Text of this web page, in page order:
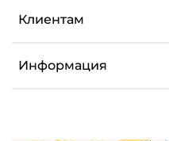
Клиентам
Информация